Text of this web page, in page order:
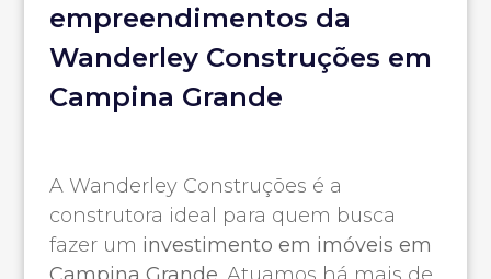
empreendimentos da
Wanderley Construções em
Campina Grande
A Wanderley Construções é a
construtora ideal para quem busca
fazer um investimento em imóveis em
Campina Grande. Atuamos há mais de